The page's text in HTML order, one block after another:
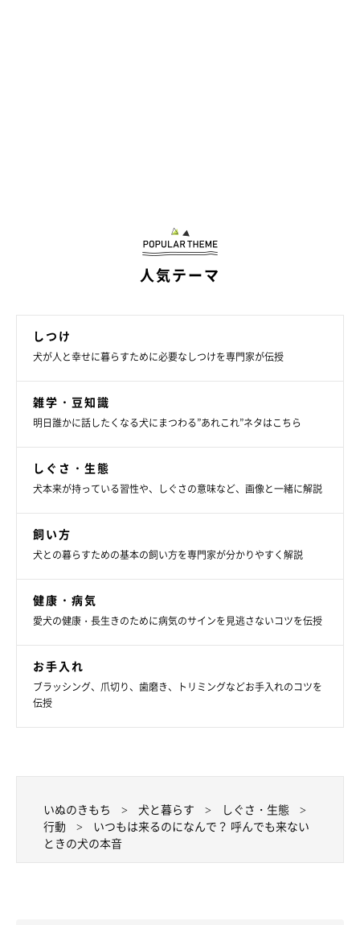
人気テーマ
しつけ
犬が人と幸せに暮らすために必要なしつけを専門家が伝授
雑学・豆知識
明日誰かに話したくなる犬にまつわる”あれこれ”ネタはこちら
しぐさ・生態
犬本来が持っている習性や、しぐさの意味など、画像と一緒に解説
飼い方
犬との暮らすための基本の飼い方を専門家が分かりやすく解説
健康・病気
愛犬の健康・長生きのために病気のサインを見逃さないコツを伝授
お手入れ
ブラッシング、爪切り、歯磨き、トリミングなどお手入れのコツを
伝授
いぬのきもち 犬と暮らす
しぐさ・生態
行動
いつもは来るのになんで？ 呼んでも来ない
ときの犬の本音